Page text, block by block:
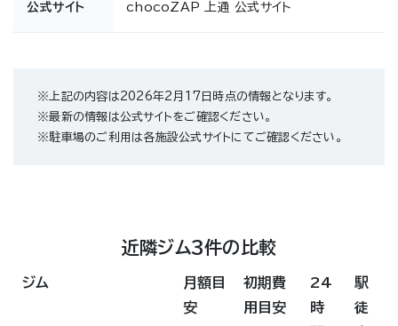
公式サイト chocoZAP 上通 公式サイト
※上記の内容は2026年2月17日時点の情報となります。
※最新の情報は公式サイトをご確認ください。
※駐車場のご利用は各施設公式サイトにてご確認ください。
近隣ジム3件の比較
ジム
月額目
安
初期費
用目安
24
時
駅
徒